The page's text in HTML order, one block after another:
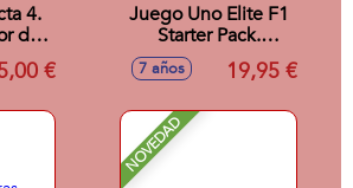
4.
de
€
Juego Uno Elite F1
Starter Pack.
(Incluye Cartas
Metalizadas,Exclusivas
7 años 19,95 €
NOVEDAD